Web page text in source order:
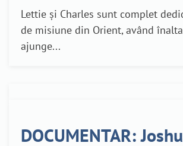
Lettie și Charles sunt complet
de misiune din Orient, având
ajunge...
DOCUMENTAR: